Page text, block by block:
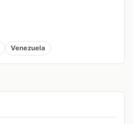
Venezuela